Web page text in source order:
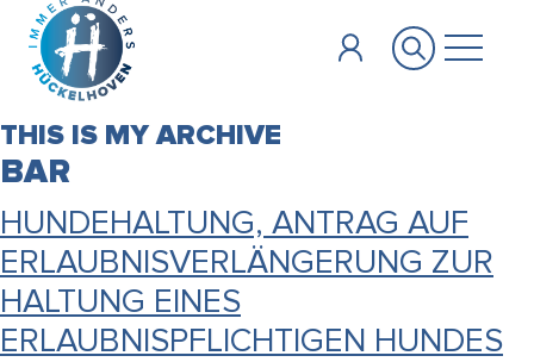
Zum Hauptinhalt springen
THIS IS MY ARCHIVE
BAR
HUNDEHALTUNG, ANTRAG AUF
ERLAUBNISVERLÄNGERUNG ZUR
HALTUNG EINES
ERLAUBNISPFLICHTIGEN HUNDES